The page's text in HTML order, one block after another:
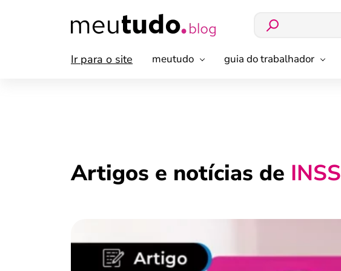
Ir para o site meutudo guia do trabalhador
Artigos e notícias de INSS